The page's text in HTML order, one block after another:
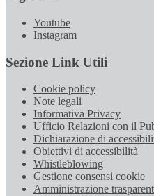
Youtube
Instagram
Sezione Link Utili
Cookie policy
Note legali
Informativa Privacy
Ufficio Relazioni con il
Dichiarazione di
Obiettivi di accessibilità
Whistleblowing
Gestione consensi cookie
Amministrazione